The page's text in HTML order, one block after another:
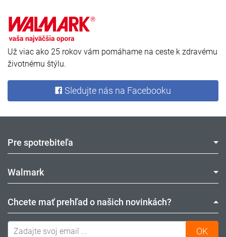
Už viac ako 25 rokov vám pomáhame na ceste k zdravému
životnému štýlu.
Sledujte nás na Facebooku
Pre spotrebiteľa
Walmark
Chcete mať prehľad o našich novinkách?
ODOBERAŤ NEWSLETTER